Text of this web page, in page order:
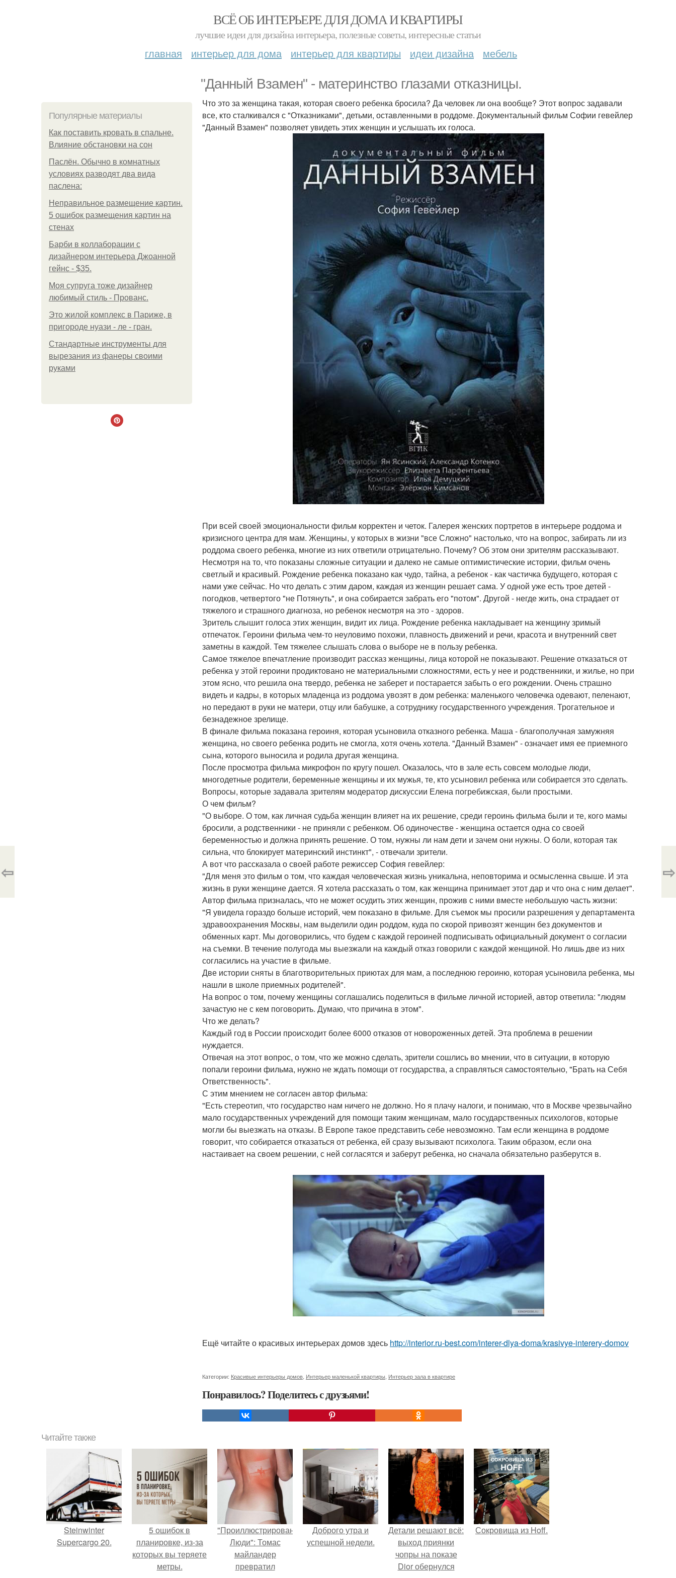
ВСЁ ОБ ИНТЕРЬЕРЕ ДЛЯ ДОМА И КВАРТИРЫ
лучшие идеи для дизайна интерьера, полезные советы, интересные статьи
главная интерьер для дома интерьер для квартиры идеи дизайна мебель
"Данный Взамен" - материнство глазами отказницы.
Популярные материалы
Как поставить кровать в спальне.
Влияние обстановки на сон
Паслён. Обычно в комнатных
условиях разводят два вида
паслена:
Неправильное размещение картин.
5 ошибок размещения картин на
стенах
Барби в коллаборации с
дизайнером интерьера Джоанной
гейнс - $35.
Моя супруга тоже дизайнер
любимый стиль - Прованс.
Это жилой комплекс в Париже, в
пригороде нуази - ле - гран.
Стандартные инструменты для
вырезания из фанеры своими
руками
Что это за женщина такая, которая своего ребенка бросила? Да человек ли она вообще? Этот вопрос задавали
все, кто сталкивался с "Отказниками", детьми, оставленными в роддоме. Документальный фильм Софии гевейлер
"Данный Взамен" позволяет увидеть этих женщин и услышать их голоса.
При всей своей эмоциональности фильм корректен и четок. Галерея женских портретов в интерьере роддома и
кризисного центра для мам. Женщины, у которых в жизни "все Сложно" настолько, что на вопрос, забирать ли из
роддома своего ребенка, многие из них ответили отрицательно. Почему? Об этом они зрителям рассказывают.
Несмотря на то, что показаны сложные ситуации и далеко не самые оптимистические истории, фильм очень
светлый и красивый. Рождение ребенка показано как чудо, тайна, а ребенок - как частичка будущего, которая с
нами уже сейчас. Но что делать с этим даром, каждая из женщин решает сама. У одной уже есть трое детей -
погодков, четвертого "не Потянуть", и она собирается забрать его "потом". Другой - негде жить, она страдает от
тяжелого и страшного диагноза, но ребенок несмотря на это - здоров.
Зритель слышит голоса этих женщин, видит их лица. Рождение ребенка накладывает на женщину зримый
отпечаток. Героини фильма чем-то неуловимо похожи, плавность движений и речи, красота и внутренний свет
заметны в каждой. Тем тяжелее слышать слова о выборе не в пользу ребенка.
Самое тяжелое впечатление производит рассказ женщины, лица которой не показывают. Решение отказаться от
ребенка у этой героини продиктовано не материальными сложностями, есть у нее и родственники, и жилье, но при
этом ясно, что решила она твердо, ребенка не заберет и постарается забыть о его рождении. Очень страшно
видеть и кадры, в которых младенца из роддома увозят в дом ребенка: маленького человечка одевают, пеленают,
но передают в руки не матери, отцу или бабушке, а сотруднику государственного учреждения. Трогательное и
безнадежное зрелище.
В финале фильма показана героиня, которая усыновила отказного ребенка. Маша - благополучная замужняя
женщина, но своего ребенка родить не смогла, хотя очень хотела. "Данный Взамен" - означает имя ее приемного
сына, которого выносила и родила другая женщина.
После просмотра фильма микрофон по кругу пошел. Оказалось, что в зале есть совсем молодые люди,
многодетные родители, беременные женщины и их мужья, те, кто усыновил ребенка или собирается это сделать.
Вопросы, которые задавала зрителям модератор дискуссии Елена погребижская, были простыми.
О чем фильм?
"О выборе. О том, как личная судьба женщин влияет на их решение, среди героинь фильма были и те, кого мамы
бросили, а родственники - не приняли с ребенком. Об одиночестве - женщина остается одна со своей
беременностью и должна принять решение. О том, нужны ли нам дети и зачем они нужны. О боли, которая так
сильна, что блокирует материнский инстинкт", - отвечали зрители.
А вот что рассказала о своей работе режиссер София гевейлер:
"Для меня это фильм о том, что каждая человеческая жизнь уникальна, неповторима и осмысленна свыше. И эта
жизнь в руки женщине дается. Я хотела рассказать о том, как женщина принимает этот дар и что она с ним делает".
Автор фильма призналась, что не может осудить этих женщин, прожив с ними вместе небольшую часть жизни:
"Я увидела гораздо больше историй, чем показано в фильме. Для съемок мы просили разрешения у департамента
здравоохранения Москвы, нам выделили один роддом, куда по скорой привозят женщин без документов и
обменных карт. Мы договорились, что будем с каждой героиней подписывать официальный документ о согласии
на съемки. В течение полугода мы выезжали на каждый отказ говорили с каждой женщиной. Но лишь две из них
согласились на участие в фильме.
Две истории сняты в благотворительных приютах для мам, а последнюю героиню, которая усыновила ребенка, мы
нашли в школе приемных родителей".
На вопрос о том, почему женщины соглашались поделиться в фильме личной историей, автор ответила: "людям
зачастую не с кем поговорить. Думаю, что причина в этом".
Что же делать?
Каждый год в России происходит более 6000 отказов от новороженных детей. Эта проблема в решении
нуждается.
Отвечая на этот вопрос, о том, что же можно сделать, зрители сошлись во мнении, что в ситуации, в которую
попали героини фильма, нужно не ждать помощи от государства, а справляться самостоятельно, "Брать на Себя
Ответственность".
С этим мнением не согласен автор фильма:
"Есть стереотип, что государство нам ничего не должно. Но я плачу налоги, и понимаю, что в Москве чрезвычайно
мало государственных учреждений для помощи таким женщинам, мало государственных психологов, которые
могли бы выезжать на отказы. В Европе такое представить себе невозможно. Там если женщина в роддоме
говорит, что собирается отказаться от ребенка, ей сразу вызывают психолога. Таким образом, если она
настаивает на своем решении, с ней согласятся и заберут ребенка, но сначала обязательно разберутся в.
Ещё читайте о красивых интерьерах домов здесь http://interior.ru-best.com/interer-dlya-doma/krasivye-interery-domov
Категории: Красивые интерьеры домов Интерьер маленькой квартиры Интерьер зала в квартире
Понравилось? Поделитесь с друзьями!
⇦ ⇨
Читайте также
Steinwinter
Supercargo 20.
5 ошибок в
планировке, из-за
которых вы теряете
метры.
"Проиллюстрированные
Люди": Томас
майландер
превратил
Доброго утра и
успешной недели.
Детали решают всё:
выход приянки
чопры на показе
Dior обернулся
Сокровища из Hoff.